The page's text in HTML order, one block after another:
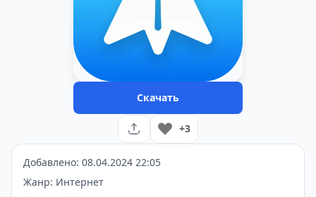
Скачать
+3
Добавлено: 08.04.2024 22:05
Жанр: Интернет